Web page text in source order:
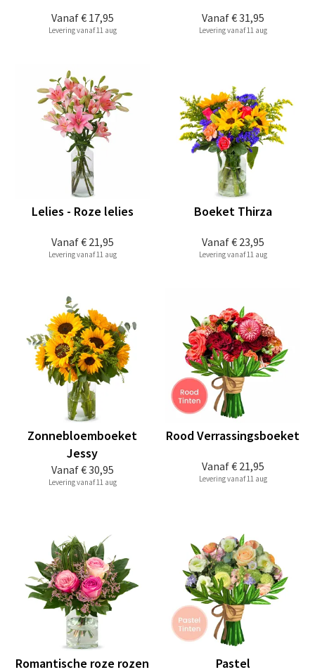
Vanaf€ 17,95
Levering vanaf 11 aug
Vanaf€ 31,95
Levering vanaf 11 aug
Vanaf€ 21,95
Lelies - Roze lelies
Levering vanaf 11 aug
Vanaf€ 23,95
Boeket Thirza
Levering vanaf 11 aug
Vanaf€ 30,95
Zonnebloemboeket
Jessy
Levering vanaf 11 aug
Vanaf€ 21,95
Rood Verrassingsboeket
Levering vanaf 11 aug
Romantische roze rozen
Pastel